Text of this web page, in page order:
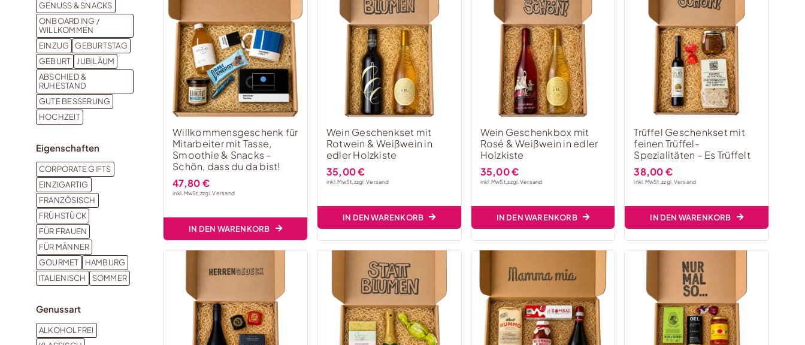
GENUSS & SNACKS
ONBOARDING /
WILLKOMMEN
EINZUG
GEBURTSTAG
GEBURT
JUBILÄUM
ABSCHIED &
RUHESTAND
GUTE BESSERUNG
HOCHZEIT
Eigenschaften
CORPORATE GIFTS
EINZIGARTIG
FRANZÖSISCH
FRÜHSTÜCK
FÜR FRAUEN
FÜR MÄNNER
GOURMET
HAMBURG
ITALIENISCH
SOMMER
Genussart
ALKOHOLFREI
Willkommensgeschenk für
Mitarbeiter mit Tasse,
Smoothie & Snacks –
Schön, dass du da bist!
47,80€
inkl. MwSt, zzgl.Versand
IN DEN WARENKORB
Wein Geschenkset mit
Rotwein & Weißwein in
edler Holzkiste
35,00€
inkl. MwSt, zzgl.Versand
IN DEN WARENKORB
Wein Geschenkbox mit
Rosé & Weißwein in edler
Holzkiste
35,00€
inkl. MwSt, zzgl. Versand
IN DEN WARENKORB
Trüffel Geschenkset mit
feinen Trüffel-
Spezialitäten – Es Trüffelt
38,00€
inkl. MwSt, zzgl. Versand
IN DEN WARENKORB